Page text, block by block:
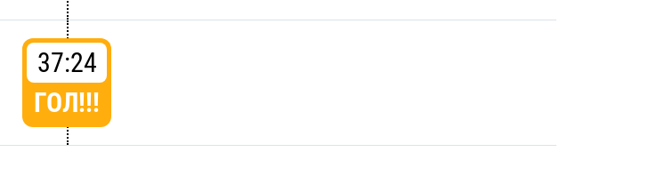
37:24
ГОЛ!!!